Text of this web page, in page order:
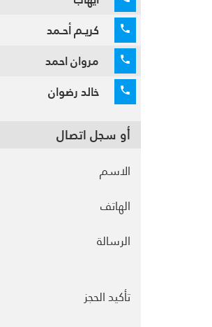
كريـم أحـمد
مروان احمد
خالد رضوان
أو سجل اتصال
الاسم
الهاتف
الرسالة
تأكيد الحجز